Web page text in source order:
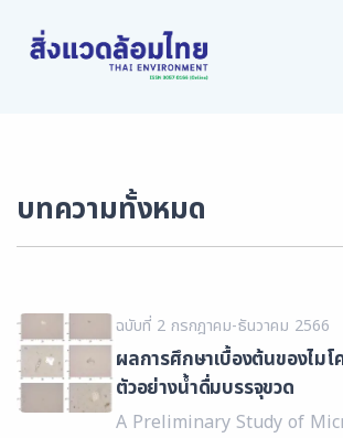
บทความทั้งหมด
ฉบับที่ 2 กรกฎาคม-ธันวาคม 2566
ผลการศึกษาเบื้องต้นของไม
ตัวอย่างน้ำดื่มบรรจุขวด
A Preliminary Study of